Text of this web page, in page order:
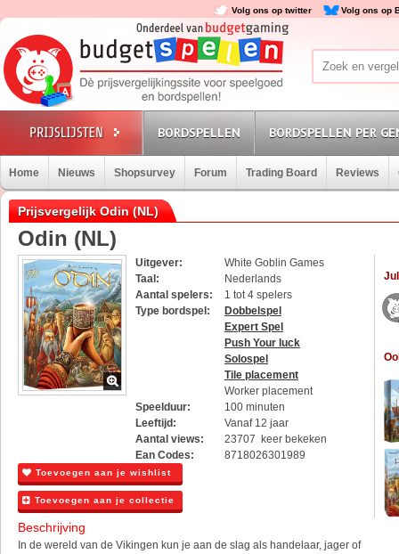
Volg ons op twitter Volg ons op
BORDSPELLEN BORDSPELLEN PER
Home Nieuws Shopsurvey Forum Trading Board Reviews
Prijsvergelijk Odin (NL)
Odin (NL)
Uitgever:
White Goblin Games
Taal:
Nederlands
Aantal spelers:
1 tot 4 spelers
Type bordspel:
Dobbelspel
Expert Spel
Push Your luck
Solospel
Tile placement
Worker placement
Speelduur:
100 minuten
Leeftijd:
Vanaf 12 jaar
Aantal views:
23707 keer bekeken
Ean Codes:
8718026301989
Toevoegen aan je wishlist
Toevoegen aan je collectie
Beschrijving
In de wereld van de Vikingen kun je aan de slag als handelaar, jager of